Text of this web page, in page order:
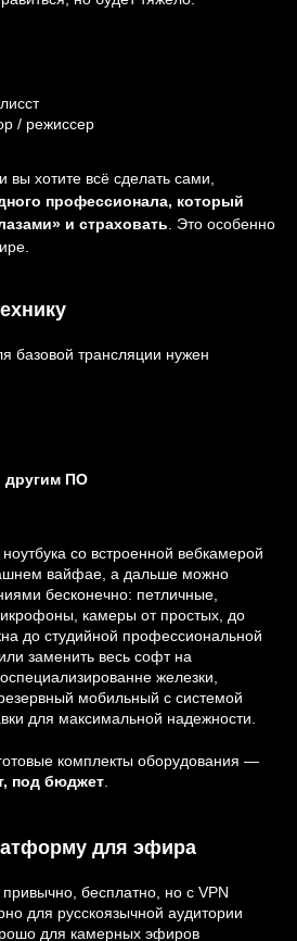
/ режиссер
вы хотите всё сделать сами,
профессионала, который
и страховать . Это особенно
базовой трансляции нужен
другим ПО
со встроенной вебкамерой
вайфае, а дальше можно
бесконечно: петличные,
камеры от простых, до
до студийной профессиональной
заменить весь софт на
железки,
мобильный с системой
для максимальной надежности.
комплекты оборудования —
под бюджет
для эфира
бесплатно, но с VPN
для русскоязычной аудитории
для камерных эфиров